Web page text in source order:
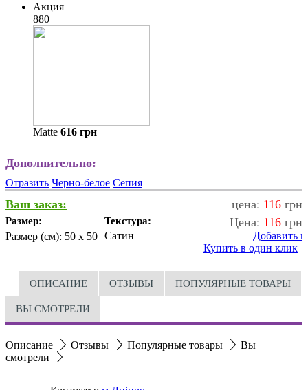
Акция
880
Matte 616 грн
Дополнительно:
Отразить Черно-белое Сепия
Ваш заказ: цена: 116 грн
Размер:
Размер (см): 50 x 50
Текстура:
Сатин
Цена: 116 грн
Добавить
Купить в один клик
ОПИСАНИЕ ОТЗЫВЫ ПОПУЛЯРНЫЕ ТОВАРЫ
ВЫ СМОТРЕЛИ
Описание Отзывы Популярные товары
Вы
смотрели